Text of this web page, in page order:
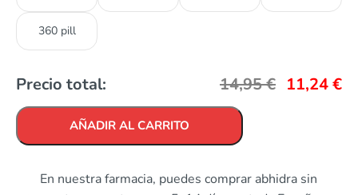
360 pill
Precio total: 14,95€ 11,24€
AÑADIR AL CARRITO
En nuestra farmacia, puedes comprar abhidra sin